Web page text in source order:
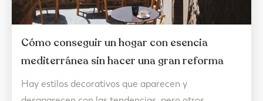
Cómo conseguir un hogar con esencia
mediterránea sin hacer una gran reforma
Hay estilos decorativos que aparecen y